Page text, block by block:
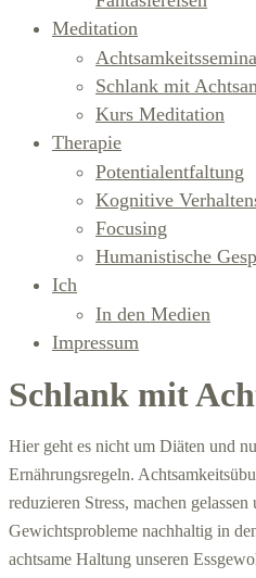
Meditation
Schlank mit
Kurs Meditation
Therapie
Potentialentfaltung
Kognitive
Focusing
Humanistische
Ich
In den Medien
Impressum
Schlank mit
Hier geht es nicht um Diäten und
Ernährungsregeln.
reduzieren Stress, machen
Gewichtsprobleme nachhaltig in
achtsame Haltung unseren